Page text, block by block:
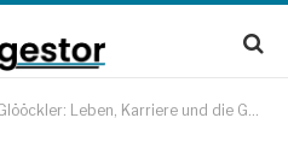
Leben, Karriere und die Geschichte hinter dem POMPÖÖS-Designer